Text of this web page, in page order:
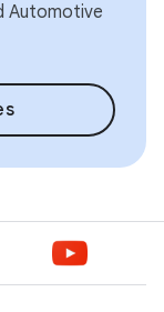
Automotive